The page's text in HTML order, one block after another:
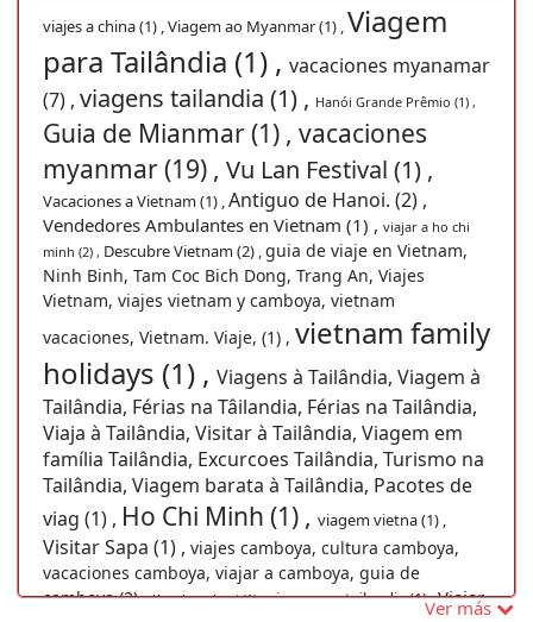
viajes a china (1) ,Viagem ao Myanmar (1) ,Viagem
para Tailândia (1) , vacaciones myanamar
(7) , viagens tailandia (1) , Hanói Grande Prêmio (1) ,
Guia de Mianmar (1) , vacaciones
myanmar (19) , Vu Lan Festival (1) ,
Vacaciones a Vietnam (1) ,Antiguo de Hanoi. (2) ,
Vendedores Ambulantes en Vietnam (1) , viajar a ho chi
minh (2) , Descubre Vietnam (2) ,guia de viaje en Vietnam,
Ninh Binh, Tam Coc Bich Dong, Trang An, Viajes
Vietnam, viajes vietnam y camboya, vietnam
vacaciones, Vietnam. Viaje, (1) , vietnam family
holidays (1) , Viagens à Tailândia, Viagem à
Tailândia, Férias na Tâilandia, Férias na Tailândia,
Viaja à Tailândia, Visitar à Tailândia, Viagem em
família Tailândia, Excurcoes Tailândia, Turismo na
Tailândia, Viagem barata à Tailândia, Pacotes de
viag (1) , Ho Chi Minh (1) , viagem vietna (1) ,
Visitar Sapa (1) , viajes camboya, cultura camboya,
vacaciones camboya, viajar a camboya, guia de
camboya (2) ,Kanchanaburi (1) ,viagem ao tailandia (1) ,Viajar
Ver más